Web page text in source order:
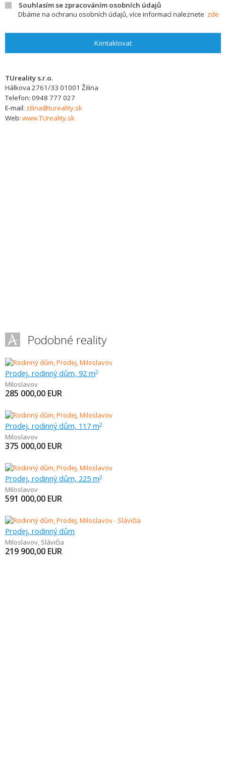
Souhlasím se zpracováním osobních údajů
Dbáme na ochranu osobních údajů, více informací naleznete zde
Kontaktovat
TUreality s.r.o.
Hálkova 2761/33 01001 Žilina
Telefon: 0948 777 027
E-mail: zilina@tureality.sk
Web: www.TUreality.sk
Podobné reality
Prodej, rodinný dům, 92 m2
Miloslavov
285 000,00 EUR
Prodej, rodinný dům, 117 m2
Miloslavov
375 000,00 EUR
Prodej, rodinný dům, 225 m2
Miloslavov
591 000,00 EUR
Prodej, rodinný dům
Miloslavov, Slávičia
219 900,00 EUR